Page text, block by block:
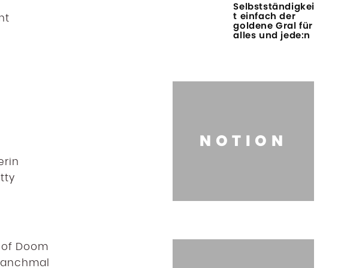
Doom
Selbstständigkei
t einfach der
goldene Gral für
alles und jede:n
NOTION